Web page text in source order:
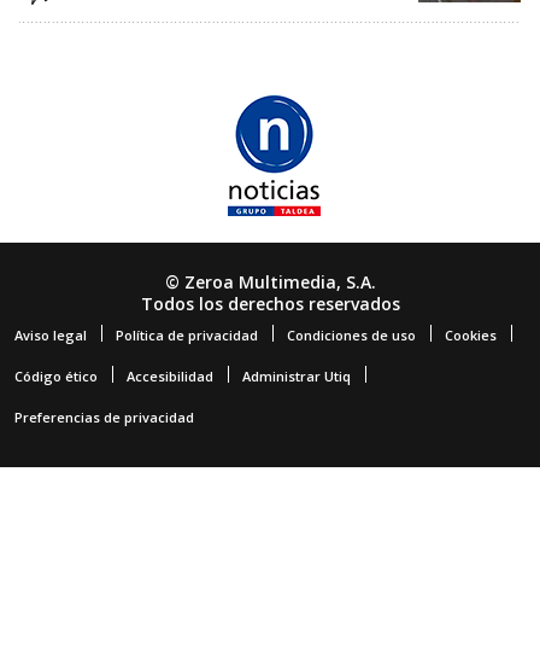
© Zeroa Multimedia, S.A.
Todos los derechos reservados
Aviso legal Política de privacidad Condiciones de uso Cookies
Código ético Accesibilidad Administrar Utiq
Preferencias de privacidad